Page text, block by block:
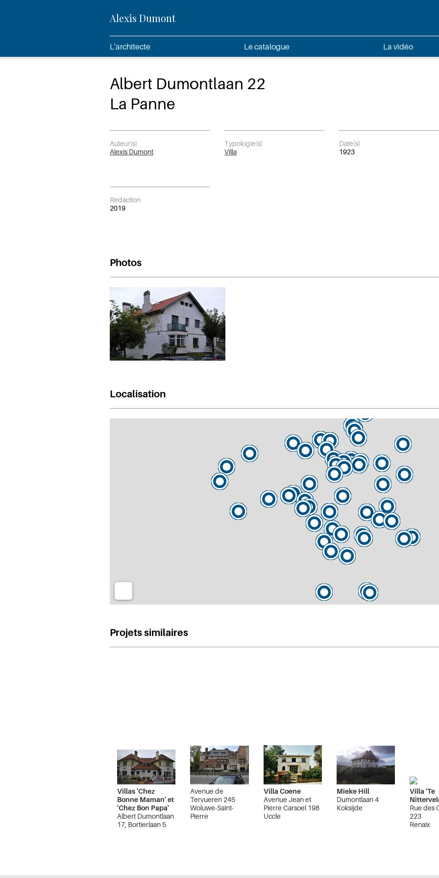
Alexis Dumont
L'architecte Le catalogue La vidéo
Albert Dumontlaan 22
La Panne
Auteur(s)
Alexis Dumont
Typologie(s)
Villa
Date(s)
1923
Rédaction
2019
Photos
Localisation
Projets similaires
Villas 'Chez
Bonne Maman' et
'Chez Bon Papa'
Albert Dumontlaan
17, Bortierlaan 5
Avenue de
Tervueren 245
Woluwe-Saint-
Pierre
Villa Coene
Avenue Jean et
Pierre Carsoel 198
Uccle
Mieke Hill
Dumontlaan 4
Koksijde
Villa 'Te
Rue des
223
Renaix